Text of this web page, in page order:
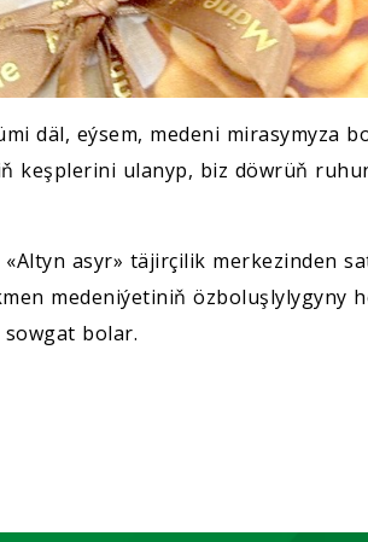
däl, eýsem, medeni mirasymyza
keşplerini ulanyp, biz döwrüň
asyr» täjirçilik merkezinden
medeniýetiniň özboluşlylygyny
bolar.